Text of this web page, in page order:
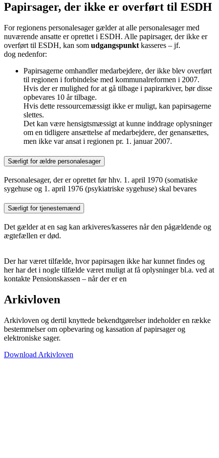
Papirsager, der ikke er overført til ESDH
For regionens personalesager gælder at alle personalesager med
nuværende ansatte er oprettet i ESDH. Alle papirsager, der ikke er
overført til ESDH, kan som udgangspunkt kasseres – jf.
dog nedenfor:
Papirsagerne omhandler medarbejdere, der ikke blev overført
til regionen i forbindelse med kommunalreformen i 2007.
Hvis der er mulighed for at gå tilbage i papirarkiver, bør disse
opbevares 10 år tilbage.
Hvis dette ressourcemæssigt ikke er muligt, kan papirsagerne
slettes.
Det kan være hensigtsmæssigt at kunne inddrage oplysninger
om en tidligere ansættelse af medarbejdere, der genansættes,
men ikke var ansat i regionen pr. 1. januar 2007.
Særligt for ældre personalesager
Personalesager, der er oprettet før hhv. 1. april 1970 (somatiske
sygehuse og 1. april 1976 (psykiatriske sygehuse) skal bevares
Særligt for tjenestemænd
Det gælder at en sag kan arkiveres/kasseres når den pågældende og
ægtefællen er død.
Der har været tilfælde, hvor papirsagen ikke har kunnet findes og
her har det i nogle tilfælde været muligt at få oplysninger bl.a. ved at
kontakte Pensionskassen – når der er en
Arkivloven
Arkivloven og dertil knyttede bekendtgørelser indeholder en række
bestemmelser om opbevaring og kassation af papirsager og
elektroniske sager.
Download Arkivloven